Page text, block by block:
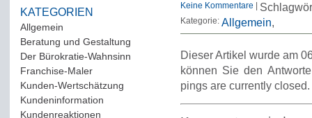
KATEGORIEN
Allgemein
Beratung und Gestaltung
Der Bürokratie-Wahnsinn
Franchise-Maler(42)
Kunden-Wertschätzung
Kundeninformation
Kundenreaktionen
Keine Kommentare
Kategorie: Allgemein
Dieser Artikel wurde am
können Sie den
pings are currently closed.